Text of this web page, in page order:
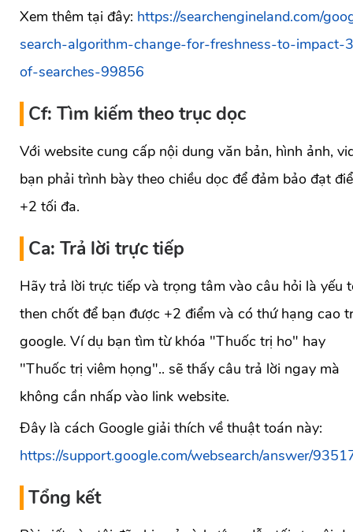
Xem thêm tại đây: https://searchengineland.com/
search-algorithm-change-for-freshness-to-impact-
of-searches-99856
Cf: Tìm kiếm theo trục dọc
Với website cung cấp nội dung văn bản, hình ảnh,
bạn phải trình bày theo chiều dọc để đảm bảo đạt
+2 tối đa.
Ca: Trả lời trực tiếp
Hãy trả lời trực tiếp và trọng tâm vào câu hỏi là yếu
then chốt để bạn được +2 điểm và có thứ hạng cao
google. Ví dụ bạn tìm từ khóa "Thuốc trị ho" hay
"Thuốc trị viêm họng".. sẽ thấy câu trả lời ngay mà
không cần nhấp vào link website.
Đây là cách Google giải thích về thuật toán này:
https://support.google.com/websearch/answer/
Tổng kết